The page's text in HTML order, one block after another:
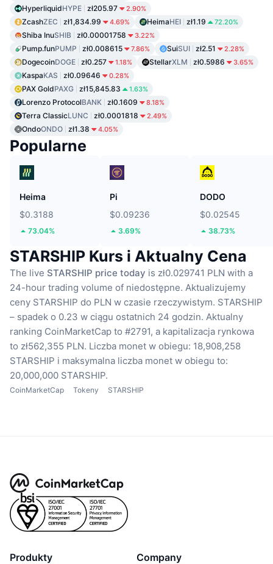
HyperliquidHYPE zł205.97 2.90%
ZcashZEC zł1,834.99 4.69% HeimaHEI zł1.19 72.20%
Shiba InuSHIB zł0.00001758 3.22%
Pump.funPUMP zł0.008615 7.86% SuiSUI zł2.51 2.28%
DogecoinDOGE zł0.257 1.18% StellarXLM zł0.5986 3.65%
KaspaKAS zł0.09646 0.28%
PAX GoldPAXG zł15,845.83 1.63%
Lorenzo ProtocolBANK zł0.1609 8.18%
Terra ClassicLUNC zł0.0001818 2.49%
OndoONDO zł1.38 4.05%
Popularne
Heima
$0.3188
73.04%
Pi
$0.09236
3.69%
DODO
$0.02545
38.73%
STARSHIP Kurs i Aktualny Cena
The live STARSHIP price today is zł0.029741 PLN with a
24-hour trading volume of niedostępne. Aktualizujemy
ceny STARSHIP do PLN w czasie rzeczywistym. STARSHIP
– spadek o 0.23 w ciągu ostatnich 24 godzin. Aktualny
ranking CoinMarketCap to #2791, a kapitalizacja rynkowa
to zł562,355 PLN. Liczba monet w obiegu: 18,908,258
STARSHIP i maksymalna liczba monet w obiegu to:
20,000,000 STARSHIP.
CoinMarketCap Tokeny STARSHIP
Produkty Company